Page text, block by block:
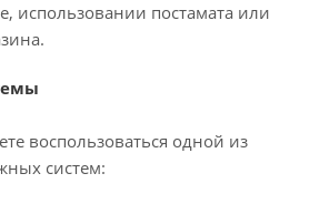
использовании постамата или
воспользоваться одной из
систем: